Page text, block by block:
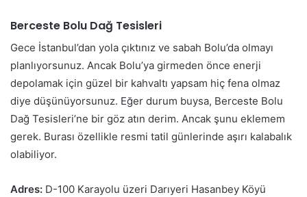
Berceste Bolu Dağ Tesisleri
Gece İstanbul’dan yola çıktınız ve sabah Bolu’da olmayı
planlıyorsunuz. Ancak Bolu’ya girmeden önce enerji
depolamak için güzel bir kahvaltı yapsam hiç fena olmaz
diye düşünüyorsunuz. Eğer durum buysa, Berceste Bolu
Dağ Tesisleri’ne bir göz atın derim. Ancak şunu eklemem
gerek. Burası özellikle resmi tatil günlerinde aşırı kalabalık
olabiliyor.
Adres: D-100 Karayolu üzeri Darıyeri Hasanbey Köyü